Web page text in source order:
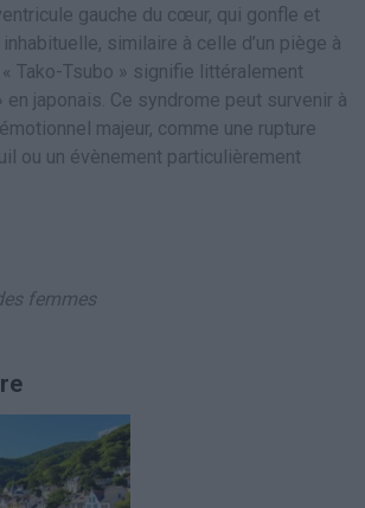
gauche du cœur, qui gonfle et
similaire à celle d’un piège à
« Tako-Tsubo » signifie littéralement
en japonais. Ce syndrome peut survenir à
majeur, comme une rupture
ou un évènement particulièrement
femmes